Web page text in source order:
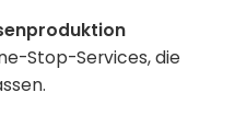
Stop-Services, die